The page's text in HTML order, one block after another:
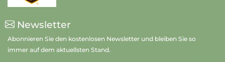
Newsletter
Abonnieren Sie den kostenlosen Newsletter und bleiben Sie so
immer auf dem aktuellsten Stand.